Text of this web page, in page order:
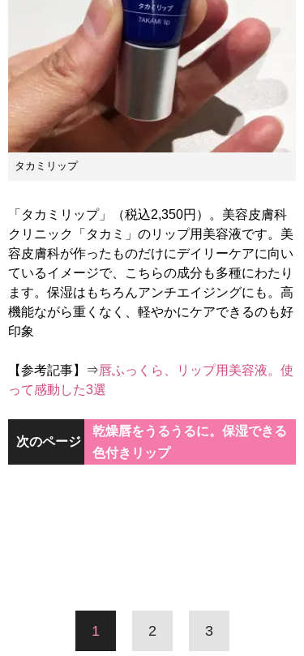
タカミリップ
「タカミリップ」（税込2,350円）。美容皮膚科
クリニック「タカミ」のリップ用美容液です。美
容皮膚科が作ったものだけにデイリーケアに向い
ているイメージで、こちらの成分も多種にわたり
ます。保湿はもちろんアンチエイジングにも。高
機能ながら重くなく、軽やかにケアできるのも好
印象
【参考記事】⇒唇ふっくら、リップ用美容液。使
って感動した3選
次のページ
乾燥唇をうるうるに。保湿できる
色付きリップ
1 2 3